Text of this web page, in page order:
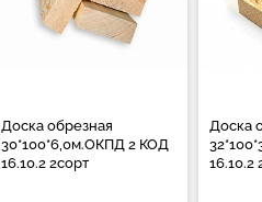
Доска обрезная
30*100*6,0м.ОКПД 2 КОД
16.10.2 2сорт
Доска
16.10.2